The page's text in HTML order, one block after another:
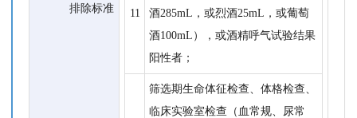
排除标准 11
酒285mL，或烈酒25mL，或葡萄
酒100mL），或酒精呼气试验结果
阳性者；
筛选期生命体征检查、体格检查、
临床实验室检查（血常规、尿常